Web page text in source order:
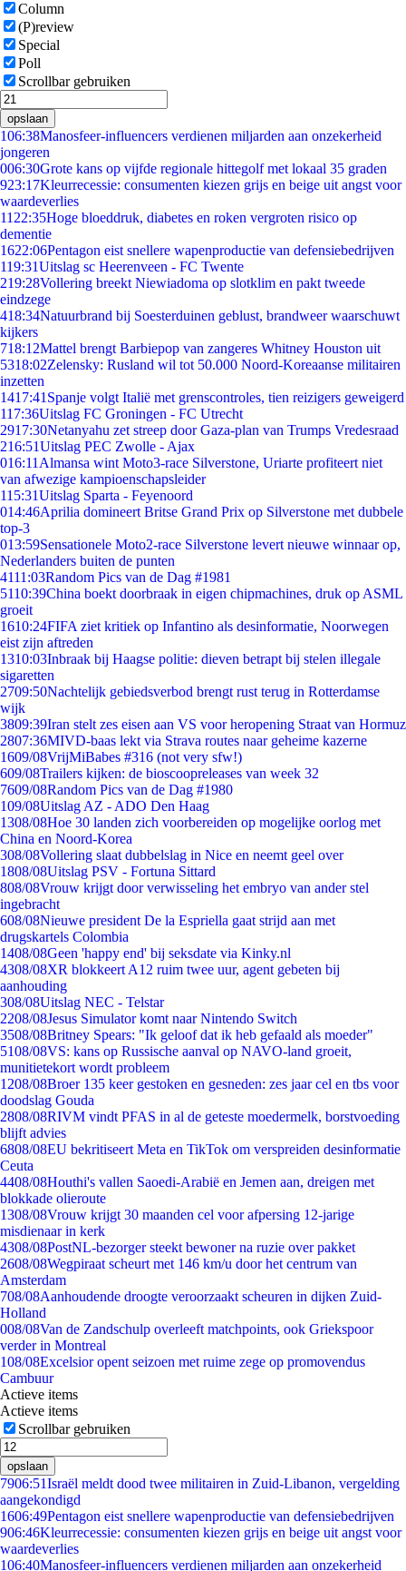
Column
(P)review
Special
Poll
Scrollbar gebruiken
opslaan
106:38Manosfeer-influencers verdienen miljarden aan onzekerheid
jongeren
006:30Grote kans op vijfde regionale hittegolf met lokaal 35 graden
923:17Kleurrecessie: consumenten kiezen grijs en beige uit angst voor
waardeverlies
11 22:35Hoge bloeddruk, diabetes en roken vergroten risico op
dementie
1622:06Pentagon eist snellere wapenproductie van defensiebedrijven
119:31Uitslag sc Heerenveen - FC Twente
219:28Vollering breekt Niewiadoma op slotklim en pakt tweede
eindzege
418:34Natuurbrand bij Soesterduinen geblust, brandweer waarschuwt
kijkers
718:12Mattel brengt Barbiepop van zangeres Whitney Houston uit
5318:02Zelensky: Rusland wil tot 50.000 Noord-Koreaanse militairen
inzetten
1417:41 Spanje volgt Italië met grenscontroles, tien reizigers geweigerd
117:36Uitslag FC Groningen - FC Utrecht
2917:30Netanyahu zet streep door Gaza-plan van Trumps Vredesraad
216:51Uitslag PEC Zwolle - Ajax
016:11 Almansa wint Moto3-race Silverstone, Uriarte profiteert niet
van afwezige kampioenschapsleider
115:31Uitslag Sparta - Feyenoord
014:46Aprilia domineert Britse Grand Prix op Silverstone met dubbele
top-3
013:59Sensationele Moto2-race Silverstone levert nieuwe winnaar op,
Nederlanders buiten de punten
4111:03Random Pics van de Dag #1981
5110:39China boekt doorbraak in eigen chipmachines, druk op ASML
groeit
1610:24FIFA ziet kritiek op Infantino als desinformatie, Noorwegen
eist zijn aftreden
1310:03Inbraak bij Haagse politie: dieven betrapt bij stelen illegale
sigaretten
2709:50Nachtelijk gebiedsverbod brengt rust terug in Rotterdamse
wijk
3809:39Iran stelt zes eisen aan VS voor heropening Straat van Hormuz
2807:36MIVD-baas lekt via Strava routes naar geheime kazerne
1609/08VrijMiBabes #316 (not very sfw!)
609/08Trailers kijken: de bioscoopreleases van week 32
7609/08Random Pics van de Dag #1980
109/08Uitslag AZ - ADO Den Haag
1308/08Hoe 30 landen zich voorbereiden op mogelijke oorlog met
China en Noord-Korea
308/08Vollering slaat dubbelslag in Nice en neemt geel over
1808/08Uitslag PSV - Fortuna Sittard
808/08Vrouw krijgt door verwisseling het embryo van ander stel
ingebracht
608/08Nieuwe president De la Espriella gaat strijd aan met
drugskartels Colombia
1408/08Geen 'happy end' bij seksdate via Kinky.nl
4308/08XR blokkeert A12 ruim twee uur, agent gebeten bij
aanhouding
308/08Uitslag NEC - Telstar
2208/08Jesus Simulator komt naar Nintendo Switch
3508/08Britney Spears: "Ik geloof dat ik heb gefaald als moeder"
5108/08VS: kans op Russische aanval op NAVO-land groeit,
munitietekort wordt probleem
1208/08Broer 135 keer gestoken en gesneden: zes jaar cel en tbs voor
doodslag Gouda
2808/08RIVM vindt PFAS in al de geteste moedermelk, borstvoeding
blijft advies
6808/08EU bekritiseert Meta en TikTok om verspreiden desinformatie
Ceuta
4408/08Houthi's vallen Saoedi-Arabië en Jemen aan, dreigen met
blokkade olieroute
1308/08Vrouw krijgt 30 maanden cel voor afpersing 12-jarige
misdienaar in kerk
4308/08PostNL-bezorger steekt bewoner na ruzie over pakket
2608/08Wegpiraat scheurt met 146 km/u door het centrum van
Amsterdam
708/08Aanhoudende droogte veroorzaakt scheuren in dijken Zuid-
Holland
008/08Van de Zandschulp overleeft matchpoints, ook Griekspoor
verder in Montreal
108/08Excelsior opent seizoen met ruime zege op promovendus
Cambuur
Actieve items
Actieve items
Scrollbar gebruiken
opslaan
7906:51Israël meldt dood twee militairen in Zuid-Libanon, vergelding
aangekondigd
1606:49Pentagon eist snellere wapenproductie van defensiebedrijven
906:46Kleurrecessie: consumenten kiezen grijs en beige uit angst voor
waardeverlies
106:40Manosfeer-influencers verdienen miljarden aan onzekerheid